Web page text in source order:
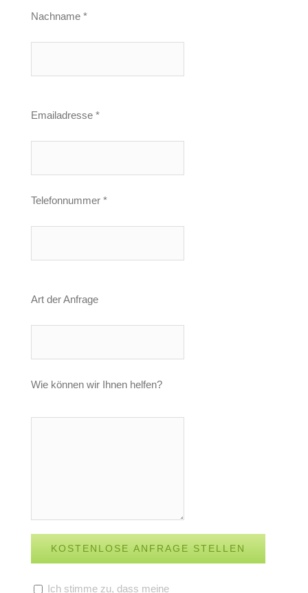
Nachname *
Emailadresse *
Telefonnummer *
Art der Anfrage
Wie können wir Ihnen helfen?
Ich stimme zu, dass meine